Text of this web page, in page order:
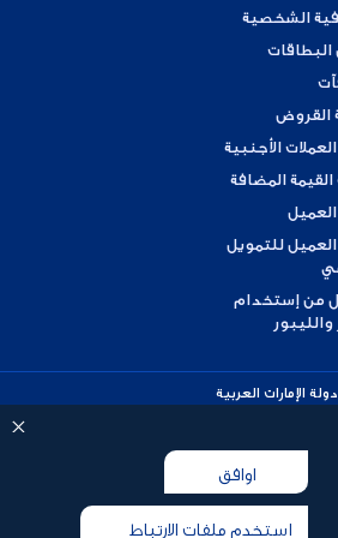
اوافق
استخدم ملفات الارتباط
الشخصية
القروض
الأجنبية
المضافة
للتمويل
من إستخدام
والليبور
– دولة الإمارات العربية